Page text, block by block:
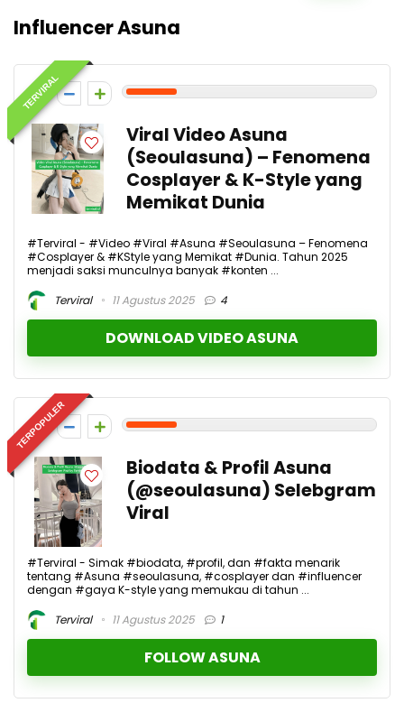
Influencer Asuna
TERVIRAL
2
Viral Video Asuna
(Seoulasuna) – Fenomena
Cosplayer & K-Style yang
Memikat Dunia
#Terviral - #Video #Viral #Asuna #Seoulasuna – Fenomena
#Cosplayer & #KStyle yang Memikat #Dunia. Tahun 2025
menjadi saksi munculnya banyak #konten ...
Terviral
11 Agustus 2025 4
DOWNLOAD VIDEO ASUNA
TERPOPULER
2
Biodata & Profil Asuna
(@seoulasuna) Selebgram
Viral
#Terviral - Simak #biodata, #profil, dan #fakta menarik
tentang #Asuna #seoulasuna, #cosplayer dan #influencer
dengan #gaya K-style yang memukau di tahun ...
Terviral
11 Agustus 2025 1
FOLLOW ASUNA